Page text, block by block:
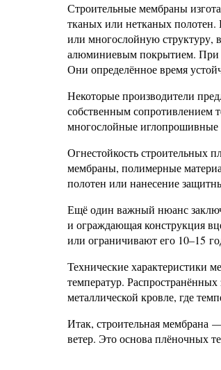
Строительные мембраны
тканых или нетканых полотен.
или многослойную структуру,
алюминиевым покрытием. При
Они определённое время
Некоторые производители
собственным сопротивлением
многослойные иглопрошивные
Огнестойкость строительных
мембраны, полимерные
полотен или нанесение
Ещё один важный нюанс
и ограждающая конструкция
или ограничивают его 10–15
Технические характеристики
температур. Распространённых
металлической кровле, где
Итак, строительная мембрана
ветер. Это основа плёночных